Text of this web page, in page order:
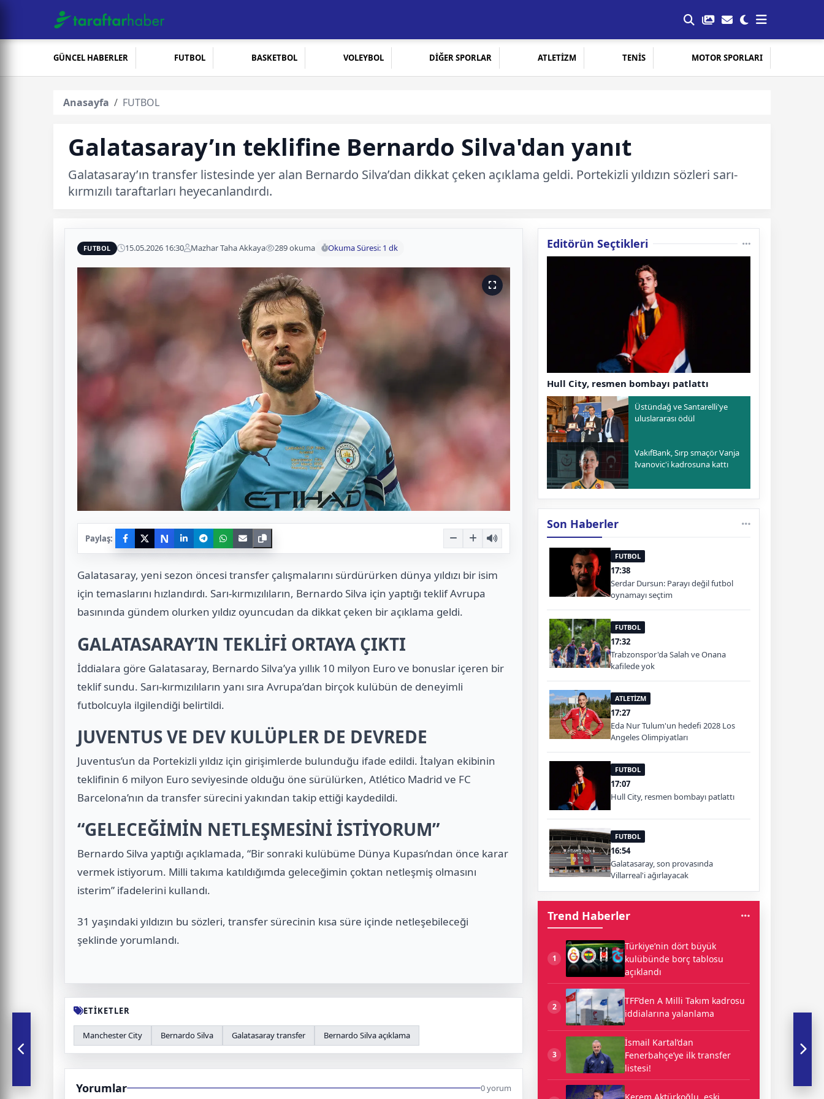
GÜNCEL HABERLER FUTBOL BASKETBOL VOLEYBOL DİĞER SPORLAR ATLETİZM TENİS MOTOR SPORLARI
Anasayfa FUTBOL
Galatasaray’ın teklifine Bernardo Silva'dan yanıt
Galatasaray’ın transfer listesinde yer alan Bernardo Silva’dan dikkat çeken açıklama geldi. Portekizli yıldızın sözleri sarı-
kırmızılı taraftarları heyecanlandırdı.
FUTBOL 15.05.2026 16:30 Mazhar Taha Akkaya 289 okuma Okuma Süresi: 1 dk
Paylaş: N
Galatasaray, yeni sezon öncesi transfer çalışmalarını sürdürürken dünya yıldızı bir isim
için temaslarını hızlandırdı. Sarı-kırmızılıların, Bernardo Silva için yaptığı teklif Avrupa
basınında gündem olurken yıldız oyuncudan da dikkat çeken bir açıklama geldi.
GALATASARAY’IN TEKLİFİ ORTAYA ÇIKTI
İddialara göre Galatasaray, Bernardo Silva’ya yıllık 10 milyon Euro ve bonuslar içeren bir
teklif sundu. Sarı-kırmızılıların yanı sıra Avrupa’dan birçok kulübün de deneyimli
futbolcuyla ilgilendiği belirtildi.
JUVENTUS VE DEV KULÜPLER DE DEVREDE
Juventus’un da Portekizli yıldız için girişimlerde bulunduğu ifade edildi. İtalyan ekibinin
teklifinin 6 milyon Euro seviyesinde olduğu öne sürülürken, Atlético Madrid ve FC
Barcelona’nın da transfer sürecini yakından takip ettiği kaydedildi.
“GELECEĞİMİN NETLEŞMESİNİ İSTİYORUM”
Bernardo Silva yaptığı açıklamada, “Bir sonraki kulübüme Dünya Kupası’ndan önce karar
vermek istiyorum. Milli takıma katıldığımda geleceğimin çoktan netleşmiş olmasını
isterim” ifadelerini kullandı.
31 yaşındaki yıldızın bu sözleri, transfer sürecinin kısa süre içinde netleşebileceği
şeklinde yorumlandı.
ETİKETLER
Manchester City Bernardo Silva Galatasaray transfer Bernardo Silva açıklama
Yorumlar 0 yorum
Editörün Seçtikleri
Hull City, resmen bombayı patlattı
Üstündağ ve Santarelli'ye
uluslararası ödül
VakıfBank, Sırp smaçör Vanja
Ivanovic'i kadrosuna kattı
Son Haberler
FUTBOL
17:38
Serdar Dursun: Parayı değil futbol
oynamayı seçtim
FUTBOL
17:32
Trabzonspor'da Salah ve Onana
kafilede yok
ATLETİZM
17:27
Eda Nur Tulum'un hedefi 2028 Los
Angeles Olimpiyatları
FUTBOL
17:07
Hull City, resmen bombayı patlattı
FUTBOL
16:54
Galatasaray, son provasında
Villarreal'i ağırlayacak
Trend Haberler
1
Türkiye’nin dört büyük
kulübünde borç tablosu
açıklandı
2
TFF’den A Milli Takım kadrosu
iddialarına yalanlama
3
İsmail Kartal’dan
Fenerbahçe’ye ilk transfer
listesi!
Kerem Aktürkoğlu, eski